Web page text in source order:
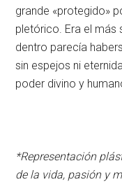
grande «protegido»
pletórico. Era el más
dentro parecía
sin espejos ni
poder divino y
*Representación
de la vida, pasión y